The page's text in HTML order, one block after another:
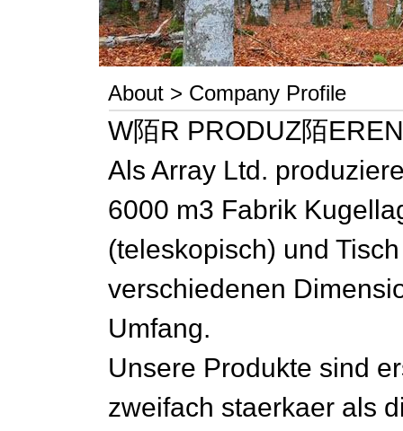
About > Company Profile
W陌R PRODUZ陌
Als Array Ltd.
6000 m3 Fabrik
(teleskopisch) und
verschiedenen
Umfang.
Unsere Produkte sind
zweifach staerkaer als